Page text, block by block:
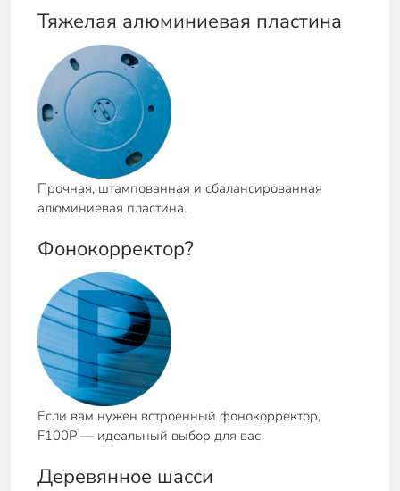
Тяжелая алюминиевая пластина
Прочная, штампованная и сбалансированная
алюминиевая пластина.
Фонокорректор?
Если вам нужен встроенный фонокорректор,
F100P — идеальный выбор для вас.
Деревянное шасси